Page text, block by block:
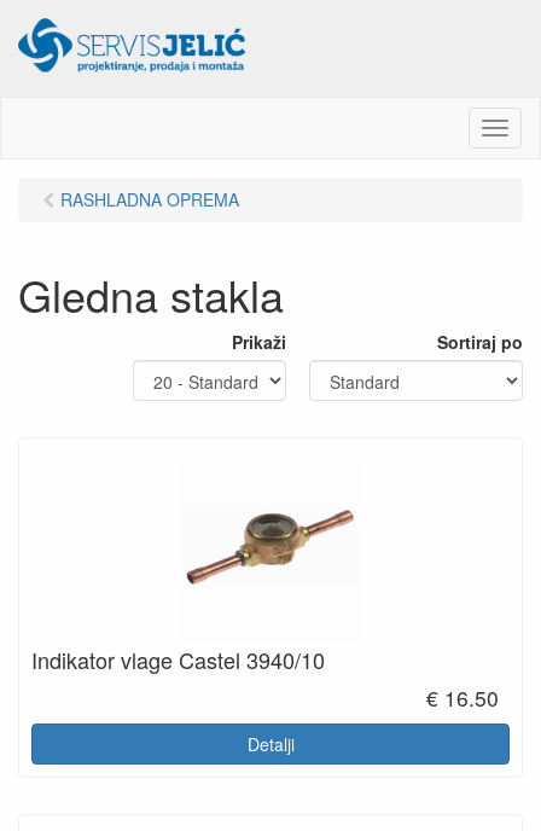
M
e
RASHLADNA OPREMA
Gledna stakla
Prikaži Sortiraj po
Indikator vlage Castel 3940/10
€ 16.50
Detalji